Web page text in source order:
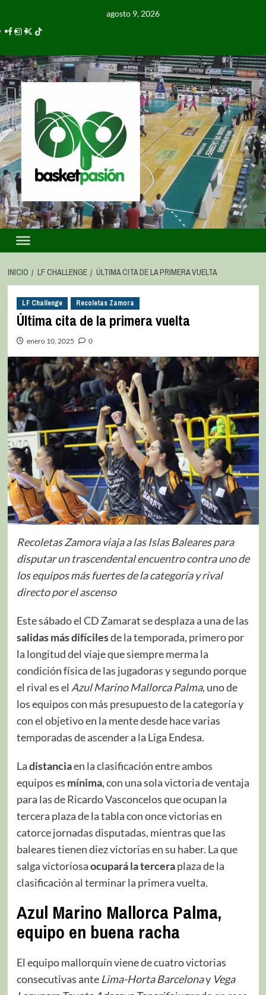
agosto 9, 2026
INICIO LF CHALLENGE ÚLTIMA CITA DE LA PRIMERA VUELTA
LF Challenge Recoletas Zamora
Última cita de la primera vuelta
enero 10, 2025 0
Recoletas Zamora viaja a las Islas Baleares para
disputar un trascendental encuentro contra uno de
los equipos más fuertes de la categoría y rival
directo por el ascenso
Este sábado el CD Zamarat se desplaza a una de las
salidas más difícilesde la temporada, primero por
la longitud del viaje que siempre merma la
condición física de las jugadoras y segundo porque
el rival es el Azul Marino Mallorca Palma, uno de
los equipos con más presupuesto de la categoría y
con el objetivo en la mente desde hace varias
temporadas de ascender a la Liga Endesa.
Ladistanciaen la clasificación entre ambos
equipos es mínima, con una sola victoria de ventaja
para las de Ricardo Vasconcelos que ocupan la
tercera plaza de la tabla con once victorias en
catorce jornadas disputadas, mientras que las
baleares tienen diez victorias en su haber. La que
salga victoriosaocupará la terceraplaza de la
clasificación al terminar la primera vuelta.
Azul Marino Mallorca Palma,
equipo en buena racha
El equipo mallorquín viene de cuatro victorias
consecutivas ante Lima-Horta Barcelonay Vega